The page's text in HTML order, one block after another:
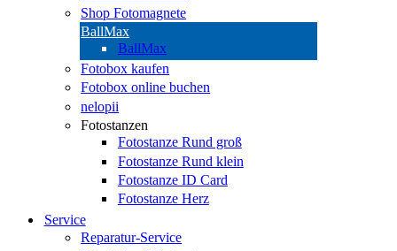
Shop Fotomagnete
BallMax
BallMax
Fotobox kaufen
Fotobox online buchen
nelopii
Fotostanzen
Fotostanze Rund groß
Fotostanze Rund klein
Fotostanze ID Card
Fotostanze Herz
Service
Reparatur-Service